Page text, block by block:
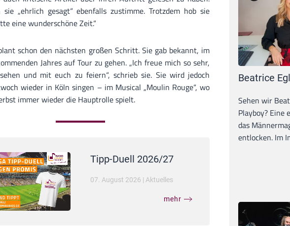
„ehrlich gesagt“ ebenfalls zustimme. Trotzdem hob sie
eine wunderschöne Zeit.“
schon den nächsten großen Schritt. Sie gab bekannt, im
Jahres auf Tour zu gehen. „Ich freue mich so sehr,
und mit euch zu feiern“, schrieb sie. Sie wird jedoch
wieder in Köln singen – im Musical „Moulin Rouge“, wo
immer wieder die Hauptrolle spielt.
Tipp-Duell 2026/27
07. August 2026 | Aktuelles
mehr
Beatrice
Sehen wir
Playboy?
das
entlocken. Im